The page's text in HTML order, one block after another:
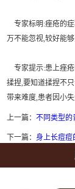
专家标明:痤疮的症
万不能忽视,较好能
专家提示:患上痤疮
揉捏,要知道揉捏不
带来难度,患者因小
上一篇：不同类型的
下一篇： 身上长痘痘